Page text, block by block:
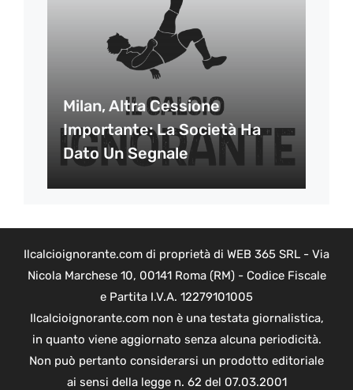
Milan, Altra Cessione
Importante: La Società Ha
Dato Un Segnale
Ilcalcioignorante.com di proprietà di WEB 365 SRL - Via
Nicola Marchese 10, 00141 Roma (RM) - Codice Fiscale
e Partita I.V.A. 12279101005
Ilcalcioignorante.com non è una testata giornalistica,
in quanto viene aggiornato senza alcuna periodicità.
Non può pertanto considerarsi un prodotto editoriale
ai sensi della legge n. 62 del 07.03.2001